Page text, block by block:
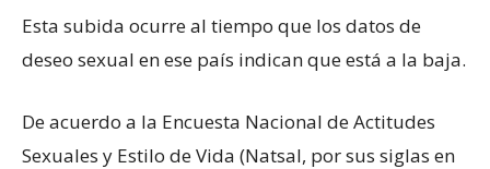
Esta subida ocurre al tiempo que los datos de
deseo sexual en ese país indican que está a la baja.
De acuerdo a la Encuesta Nacional de Actitudes
Sexuales y Estilo de Vida (Natsal, por sus siglas en